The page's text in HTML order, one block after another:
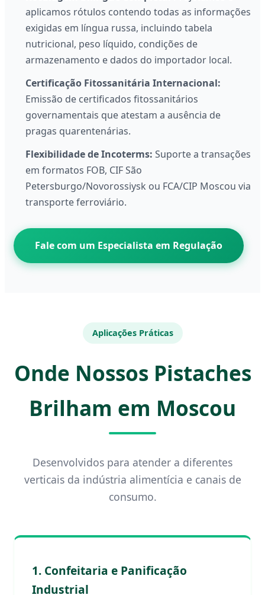
aplicamos rótulos contendo todas as informações
exigidas em língua russa, incluindo tabela
nutricional, peso líquido, condições de
armazenamento e dados do importador local.
Certificação Fitossanitária Internacional:
Emissão de certificados fitossanitários
governamentais que atestam a ausência de
pragas quarentenárias.
Flexibilidade de Incoterms: Suporte a transações
em formatos FOB, CIF São
Petersburgo/Novorossiysk ou FCA/CIP Moscou via
transporte ferroviário.
Fale com um Especialista em Regulação
Aplicações Práticas
Onde Nossos Pistaches
Brilham em Moscou
Desenvolvidos para atender a diferentes
verticais da indústria alimentícia e canais de
consumo.
1. Confeitaria e Panificação
Industrial